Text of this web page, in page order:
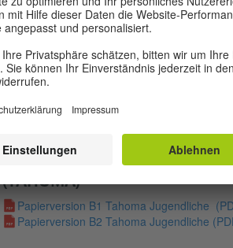
Papierversion A1 Tahoma Jugendliche
Papierversion A2 Tahoma Jugendliche
AUF MITTLEREM
Barrierefreies Prüfungstraining B1
Barrierefreies Prüfungstraining B2
JUGENDVERSIONEN FÜR
(TAHOMA)
Papierversion B1 Tahoma Jugendliche
Papierversion B2 Tahoma Jugendliche